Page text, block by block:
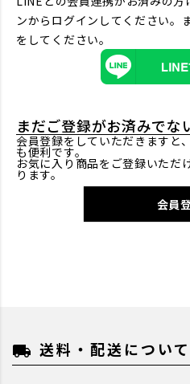
ンからログインしてください。
をしてください。
まだご登録がお済みでな
会員登録をしていただきますと
も便利です。
お気に入り商品をご登録いただ
ります。
会員
local_shipping 送料・配送について